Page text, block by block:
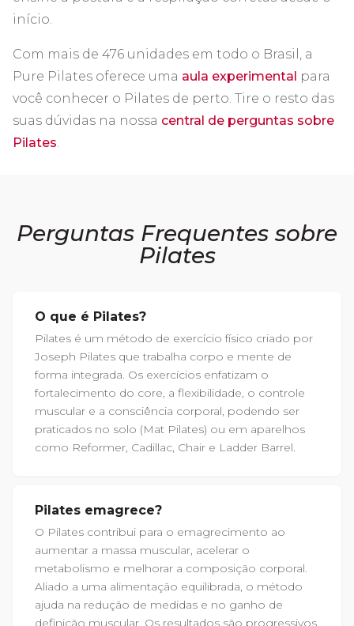
início.
Com mais de 476 unidades em todo o Brasil, a
Pure Pilates oferece uma aula experimental para
você conhecer o Pilates de perto. Tire o resto das
suas dúvidas na nossa central de perguntas sobre
Pilates
Perguntas Frequentes sobre
Pilates
O que é Pilates?
Pilates é um método de exercício físico criado por
Joseph Pilates que trabalha corpo e mente de
forma integrada. Os exercícios enfatizam o
fortalecimento do core, a flexibilidade, o controle
muscular e a consciência corporal, podendo ser
praticados no solo (Mat Pilates) ou em aparelhos
como Reformer, Cadillac, Chair e Ladder Barrel.
Pilates emagrece?
O Pilates contribui para o emagrecimento ao
aumentar a massa muscular, acelerar o
metabolismo e melhorar a composição corporal.
Aliado a uma alimentação equilibrada, o método
ajuda na redução de medidas e no ganho de
definição muscular. Os resultados são progressivos